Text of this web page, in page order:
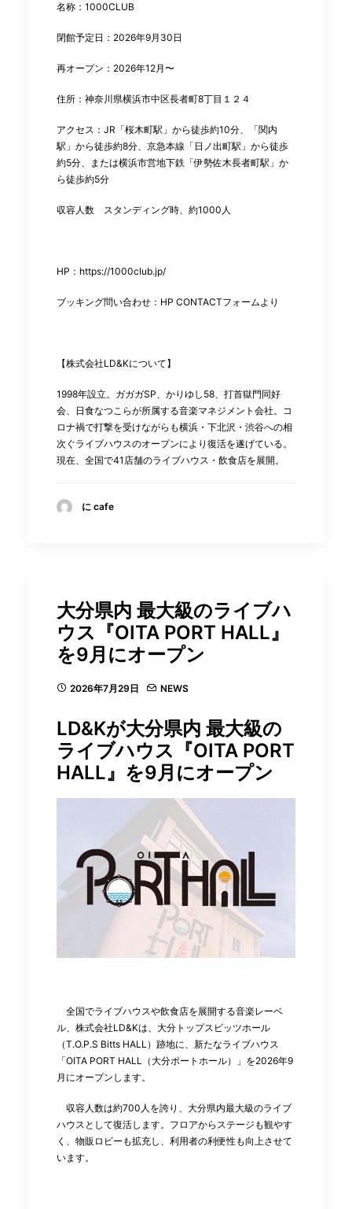
名称：1000CLUB
閉館予定日：2026年9月30日
再オープン：2026年12⽉〜
住所：神奈川県横浜市中区長者町8丁目１２４
アクセス：JR「桜木町駅」から徒歩約10分、「関内
駅」から徒歩約8分、京急本線「日ノ出町駅」から徒歩
約5分、または横浜市営地下鉄「伊勢佐木長者町駅」か
ら徒歩約5分
収容⼈数 スタンディング時、約1000人
HP： https://1000club.jp/
ブッキング問い合わせ：HP CONTACTフォームより
【株式会社LD&Kについて】
1998年設立。ガガガSP、かりゆし58、打首獄門同好
会、日食なつこらが所属する音楽マネジメント会社。コ
ロナ禍で打撃を受けながらも横浜・下北沢・渋谷への相
次ぐライブハウスのオープンにより復活を遂げている。
現在、全国で41店舗のライブハウス・飲食店を展開。
に cafe
⼤分県内 最大級のライブハ
ウス『OITA PORT HALL』
を9⽉にオープン
2026年7月29日 NEWS
LD&Kが⼤分県内 最大級の
ライブハウス『OITA PORT
HALL』を9⽉にオープン
全国でライブハウスや飲食店を展開する⾳楽レーベ
ル、株式会社LD&Kは、⼤分トップスビッツホール
（T.O.P.S Bitts HALL）跡地に、新たなライブハウス
「OITA PORT HALL（⼤分ポートホール）」を2026年9
⽉にオープンします。
収容⼈数は約700⼈を誇り、⼤分県内最⼤級のライブ
ハウスとして復活します。フロアからステージも観やす
く、物販ロビーも拡充し、利⽤者の利便性も向上させて
います。